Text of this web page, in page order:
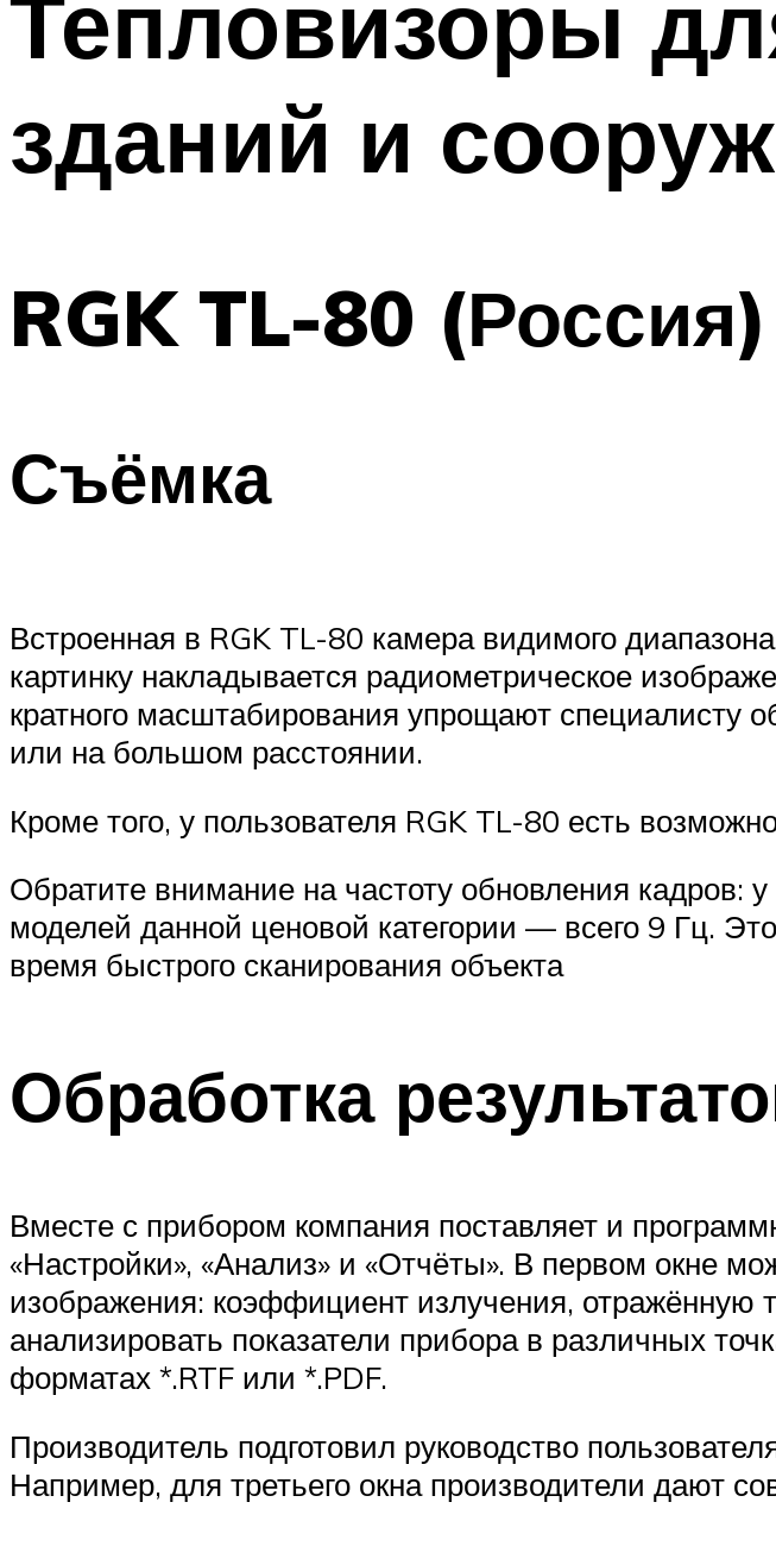
Тепловизоры
зданий и
RGK TL-80 (Россия)
Съёмка
Встроенная в RGK TL-80 камера видимого
картинку накладывается радиометрическое
кратного масштабирования упрощают
или на большом расстоянии.
Кроме того, у пользователя RGK TL-80 есть
Обратите внимание на частоту обновления кадров:
моделей данной ценовой категории — всего 9 Гц.
время быстрого сканирования объекта
Обработка
Вместе с прибором компания поставляет и
«Настройки», «Анализ» и «Отчёты». В первом окне
изображения: коэффициент излучения, отражённую
анализировать показатели прибора в различных
форматах *.RTF или *.PDF.
Производитель подготовил руководство
Например, для третьего окна производители дают